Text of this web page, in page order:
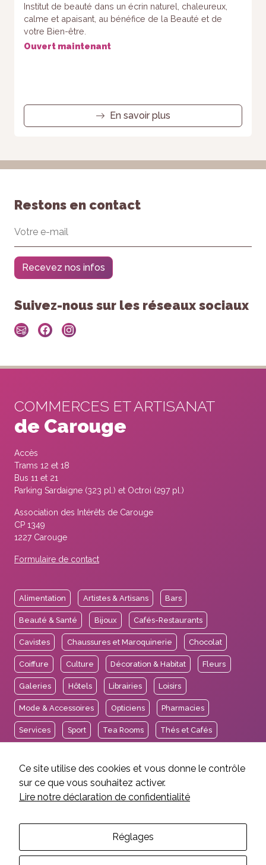
Institut de beauté dans un écrin naturel, chaleureux,
calme et apaisant, au bénéfice de la Beauté et de
votre Bien-être.
Ouvert maintenant
En savoir plus
Restons en contact
Recevez nos infos
Suivez-nous sur les réseaux sociaux
COMMERCES ET ARTISANAT
de Carouge
Accès
Trams 12 et 18
Bus 11 et 21
Parking Sardaigne (323 pl.) et Octroi (297 pl.)
Association des Intérêts de Carouge
CP 1349
1227 Carouge
Formulaire de contact
Alimentation Artistes & Artisans Bars
Beauté & Santé Bijoux Cafés-Restaurants
Cavistes Chaussures et Maroquinerie Chocolat
Coiffure Culture Décoration & Habitat Fleurs
Galeries Hôtels Librairies Loisirs
Mode & Accessoires Opticiens Pharmacies
Services Sport Tea Rooms Thés et Cafés
Mentions légales et crédits
Politique de confidentialité
Ce site utilise des cookies et vous donne le contrôle
sur ce que vous souhaitez activer.
Lire notre déclaration de confidentialité
Réglages